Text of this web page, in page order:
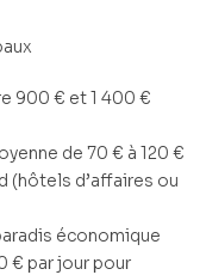
900 € et 1 400 €
de 70 € à 120 €
(hôtels d’affaires ou
économique
€ par jour pour